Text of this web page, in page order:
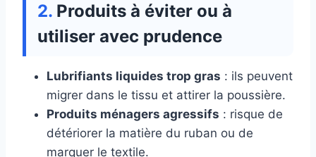
Produits à éviter ou à
utiliser avec prudence
Lubrifiants liquides trop gras : ils peuvent
migrer dans le tissu et attirer la poussière.
Produits ménagers agressifs : risque de
détériorer la matière du ruban ou de
marquer le textile.